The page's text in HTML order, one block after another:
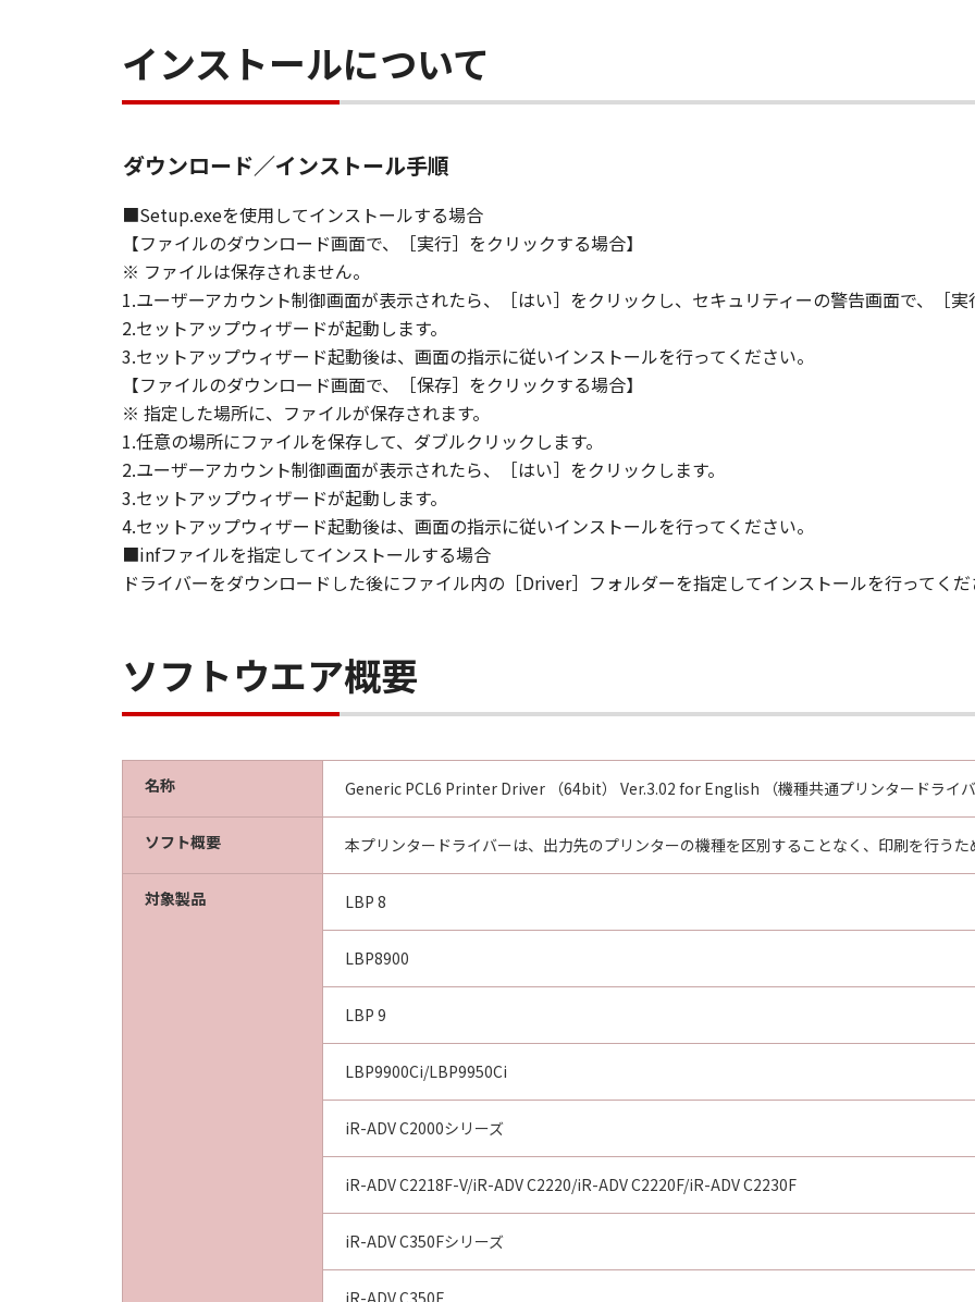
INJURY OR DEATH RESULTING FROM NEGLIGENCE ON THE PART OF THE SELLER, SO THE
SUBSIDIARIES AND AFFILIATES, THEIR DISTRIBUTORS, DEALERS AND CANON'S LICENSORS
8. TERM
This Agreement is effective upon your acceptance hereof by clicking the button indicating your
installing the SOFTWARE and remains in effect until terminated. You may terminate this
including any and all copies thereof.
This Agreement shall also terminate if you fail to comply with any terms hereof. Upon
to Canon enforcing its respective legal rights, you must then promptly destroy the SOFTWARE
Notwithstanding the foregoing, Sections 4, and 7 through 11 shall survive any termination of
9. U.S. GOVERNMENT RESTRICTED RIGHTS NOTICE
A "US Government End User" shall mean any agency or entity of the government of the United
End User, the following shall apply: The SOFTWARE is a "commercial item," as that term is
1995), consisting of "commercial computer software" and "commercial computer software
used in 48 C.F.R. 12.212 (September 1995). Consistent with 48 C.F.R. 12.212 and 48 C.F.R.
1995), all U.S. Government End Users shall acquire the SOFTWARE with only those rights set
10. SEVERABILITY
In the event that any section hereof is declared or found to be illegal by any court or tribunal
section shall be null and void with respect to the jurisdiction of that court or tribunal and all
11. ACKNOWLEDGEMENT
BY CLICKING THE BUTTON INDICATING YOUR ACCEPTANCE AS STATED BELOW OR
ACKNOWLEDGE THAT YOU HAVE READ THIS AGREEMENT, UNDERSTOOD IT, AND AGREE TO
CONDITIONS. YOU ALSO AGREE THAT THIS AGREEMENT IS THE COMPLETE AND EXCLUSIVE
BETWEEN YOU AND CANON CONCERNING THE SUBJECT MATTER HEREOF AND SUPERSEDES
AGREEMENTS, VERBAL OR WRITTEN, AND ANY OTHER COMMUNICATIONS BETWEEN YOU
SUBJECT MATTER HEREOF. NO AMENDMENT TO THIS AGREEMENT SHALL BE EFFECTIVE
Canon's sales subsidiary or distributor/dealer, serving the country where you obtained the
インストールについて
ダウンロード／インストール手順
■Setup.exeを使用してインストールする場合
【ファイルのダウンロード画面で、［実行］をクリックする場合】
※ ファイルは保存されません。
1.ユーザーアカウント制御画面が表示されたら、［はい］をクリックし、セキュリティーの警告画面で、［実
2.セットアップウィザードが起動します。
3.セットアップウィザード起動後は、画面の指示に従いインストールを行ってください。
【ファイルのダウンロード画面で、［保存］をクリックする場合】
※ 指定した場所に、ファイルが保存されます。
1.任意の場所にファイルを保存して、ダブルクリックします。
2.ユーザーアカウント制御画面が表示されたら、［はい］をクリックします。
3.セットアップウィザードが起動します。
4.セットアップウィザード起動後は、画面の指示に従いインストールを行ってください。
■infファイルを指定してインストールする場合
ドライバーをダウンロードした後にファイル内の［Driver］フォルダーを指定してインストールを行ってくだ
ソフトウエア概要
名称 Generic PCL6 Printer Driver （64bit） Ver.3.02 for English （機種共通プリンタードライバ
ソフト概要 本プリンタードライバーは、出力先のプリンターの機種を区別することなく、印刷を行うた
対象製品 LBP 8
LBP8900
LBP 9
LBP9900Ci/LBP9950Ci
iR-ADV C2000シリーズ
iR-ADV C2218F-V/iR-ADV C2220/iR-ADV C2220F/iR-ADV C2230F
iR-ADV C350Fシリーズ
iR-ADV C350F